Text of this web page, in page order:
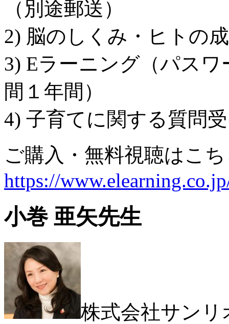
（別途郵送）
2) 脳のしくみ・ヒトの
3) Eラーニング（パス
間１年間）
4) 子育てに関する質問
ご購入・無料視聴はこ
https://
小巻 亜矢先生
株式会社サン